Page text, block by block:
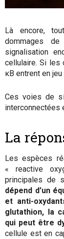
Là encore,
dommages
signalisation
cellulaire. Si les
κB entrent en
Ces voies de
interconnectées
La
Les espèces
« reactive
principales de
dépend d’un
et anti-
glutathion, la
qui peut être
cellule est en